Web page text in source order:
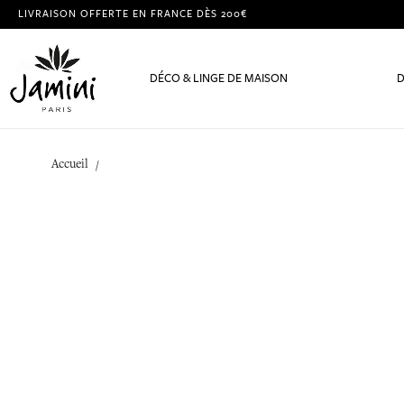
LIVRAISON OFFERTE EN FRANCE DÈS 200€
DÉCO & LINGE DE MAISON
Accueil